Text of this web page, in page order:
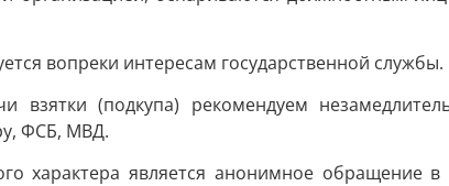
вопреки интересам государственной службы.
взятки (подкупа) рекомендуем
ФСБ, МВД.
является анонимное обращение в